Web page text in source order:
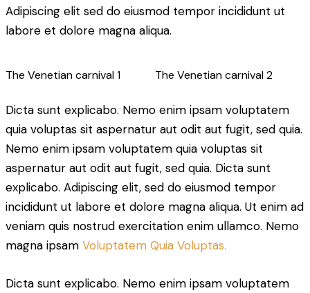
Adipiscing elit sed do eiusmod tempor incididunt ut
labore et dolore magna aliqua.
The Venetian carnival 1 The Venetian carnival 2
Dicta sunt explicabo. Nemo enim ipsam voluptatem
quia voluptas sit aspernatur aut odit aut fugit, sed quia.
Nemo enim ipsam voluptatem quia voluptas sit
aspernatur aut odit aut fugit, sed quia. Dicta sunt
explicabo. Adipiscing elit, sed do eiusmod tempor
incididunt ut labore et dolore magna aliqua. Ut enim ad
veniam quis nostrud exercitation enim ullamco. Nemo
magna ipsam Voluptatem Quia Voluptas.
Dicta sunt explicabo. Nemo enim ipsam voluptatem